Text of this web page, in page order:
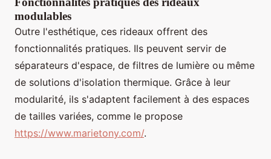
modulables
Outre l'esthétique, ces rideaux offrent des
fonctionnalités pratiques. Ils peuvent servir de
séparateurs d'espace, de filtres de lumière ou même
de solutions d'isolation thermique. Grâce à leur
modularité, ils s'adaptent facilement à des espaces
de tailles variées, comme le propose
https://www.marietony.com/.